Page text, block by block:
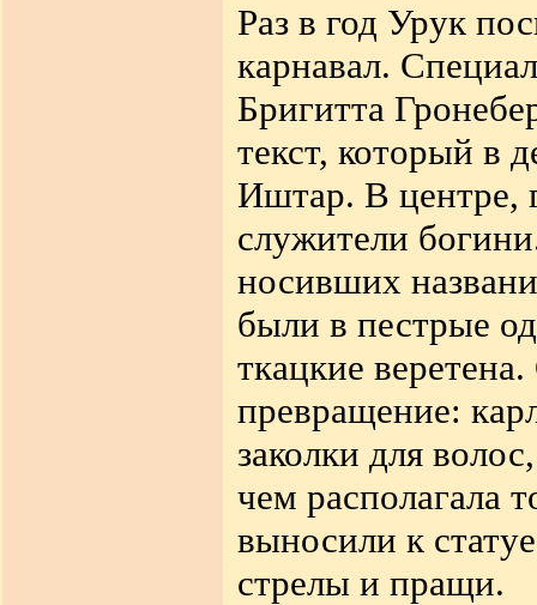
Раз в год Урук
карнавал.
Бригитта
текст, который в
Иштар. В центре,
служители
носивших
были в пестрые
ткацкие
превращение:
заколки для волос,
чем располагала
выносили к
стрелы и пращи.